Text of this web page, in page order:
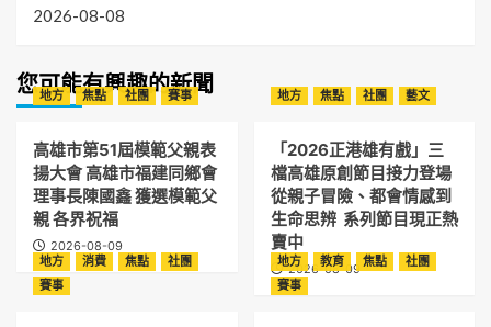
2026-08-08
您可能有興趣的新聞
地方 焦點 社團 賽事
高雄市第51屆模範父親表
揚大會 高雄市福建同鄉會
理事長陳國鑫 獲選模範父
親 各界祝福
2026-08-09
地方 焦點 社團 藝文
「2026正港雄有戲」三
檔高雄原創節目接力登場
從親子冒險、都會情感到
生命思辨 系列節目現正熱
賣中
2026-08-09
地方 消費 焦點
社團
賽事
地方 教育 焦點
社團
賽事